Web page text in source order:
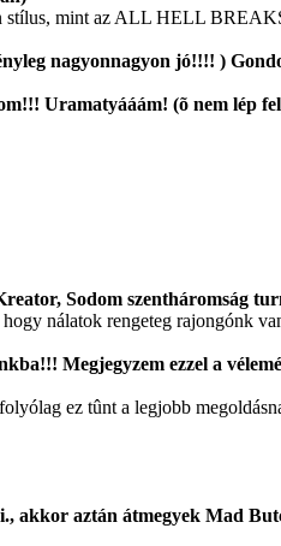
mint az ALL HELL
nagyonnagyon jó!!!! )
Uramatyááám! (õ nem lép
Sodom szentháromság
nálatok rengeteg rajongónk
Megjegyzem ezzel a
ez tûnt a legjobb
akkor aztán átmegyek Mad